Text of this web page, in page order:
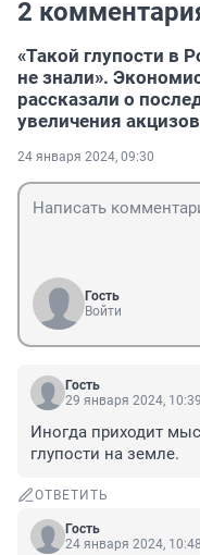
2
«Такой глупости в
не знали».
рассказали о
увеличения
24 января 2024, 09:30
Гость
Войти
Гость
29 января 2024, 10:39
Иногда приходит
глупости на земле.
ОТВЕТИТЬ
Гость
24 января 2024, 10:48